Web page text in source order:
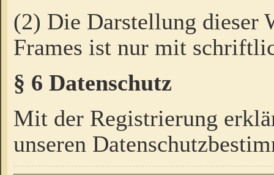
(2) Die Darstellung dieser
Frames ist nur mit
§ 6 Datenschutz
Mit der Registrierung
unseren